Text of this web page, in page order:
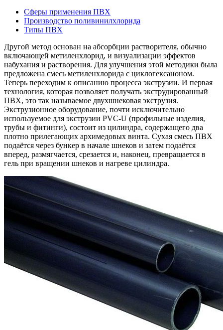
Сферы применения ПВХ
Производство поливинилхлорида
Типы ПВХ
Другой метод основан на абсорбции растворителя, обычно
включающей метиленхлорид, и визуализации эффектов
набухания и растворения. Для улучшения этой методики была
предложена смесь метиленхлорида с циклогексаноном.
Теперь переходим к описанию процесса экструзии. И первая
технология, которая позволяет получать экструдированный
ПВХ, это так называемое двухшнековая экструзия.
Экструзионное оборудование, почти исключительно
используемое для экструзии PVC-U (профильные изделия,
трубы и фитинги), состоит из цилиндра, содержащего два
плотно прилегающих архимедовых винта. Сухая смесь ПВХ
подаётся через бункер в начале шнеков и затем подаётся
вперед, размягчается, срезается и, наконец, превращается в
гель при вращении шнеков и нагреве цилиндра.